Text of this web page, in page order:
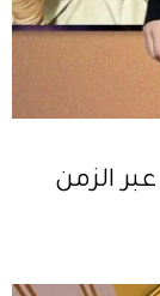
الزمن